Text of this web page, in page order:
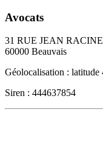
Avocats
31 RUE JEAN RACINE
60000 Beauvais
Géolocalisation :
Siren : 444637854